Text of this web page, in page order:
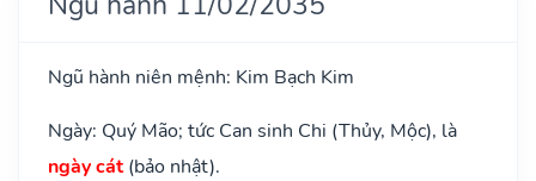
Ngũ hành niên mệnh: Kim Bạch Kim
Ngày: Quý Mão; tức Can sinh Chi (Thủy, Mộc), là
ngày cát(bảo nhật).